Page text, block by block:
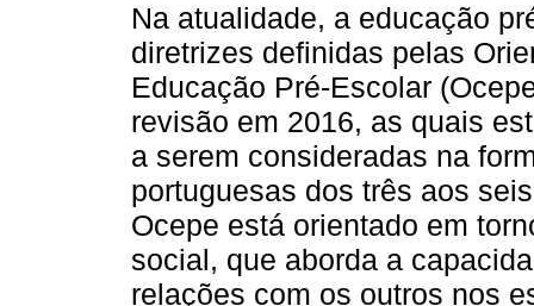
Na atualidade, a educação
diretrizes definidas pelas
Educação Pré-Escolar
revisão em 2016, as quais
a serem consideradas na
portuguesas dos três aos
Ocepe está orientado em
social, que aborda a
relações com os outros nos